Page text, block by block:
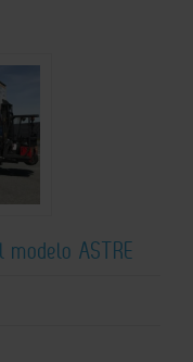
modelo ASTRE